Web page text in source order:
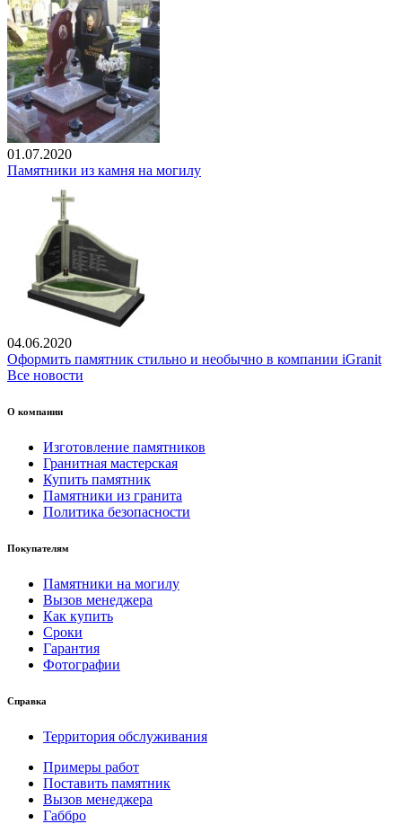
01.07.2020
Памятники из камня на могилу
04.06.2020
Оформить памятник стильно и необычно в компании iGranit
Все новости
О компании
Изготовление памятников
Гранитная мастерская
Купить памятник
Памятники из гранита
Политика безопасности
Покупателям
Памятники на могилу
Вызов менеджера
Как купить
Сроки
Гарантия
Фотографии
Справка
Территория обслуживания
Примеры работ
Поставить памятник
Вызов менеджера
Габбро